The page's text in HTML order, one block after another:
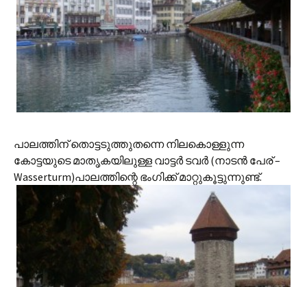
പാലത്തിന് തൊട്ടടുത്തുതന്നെ നിലകൊള്ളുന്ന
കോട്ടയുടെ മാതൃകയിലുള്ള വാട്ടര്‍ ടവര്‍ (നാടന്‍ പേര് –
Wasserturm)പാലത്തിന്റെ ഭംഗിക്ക് മാറ്റുകൂട്ടുന്നുണ്ട്.